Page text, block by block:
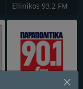
Ellinikos 93.2 FM